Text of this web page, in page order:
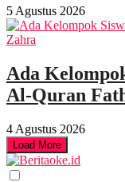
5 Agustus 2026
Ada
Al-Quran
4 Agustus 2026
Load More